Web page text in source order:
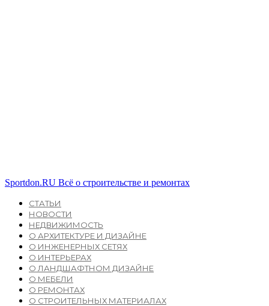
Sportdon.RU Всё о строительстве и ремонтах
СТАТЬИ
НОВОСТИ
НЕДВИЖИМОСТЬ
О АРХИТЕКТУРЕ И ДИЗАЙНЕ
О ИНЖЕНЕРНЫХ СЕТЯХ
О ИНТЕРЬЕРАХ
О ЛАНДШАФТНОМ ДИЗАЙНЕ
О МЕБЕЛИ
О РЕМОНТАХ
О СТРОИТЕЛЬНЫХ МАТЕРИАЛАХ